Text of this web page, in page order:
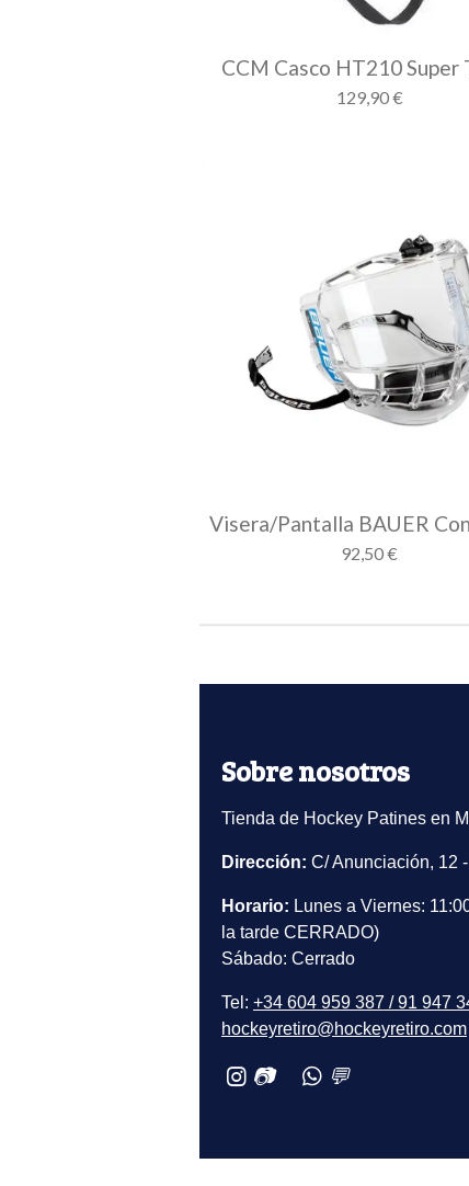
CCM Casco HT210 Super
129,90 €
Visera/Pantalla BAUER
92,50 €
Sobre nosotros
Tienda de Hockey Patines en
Dirección: C/ Anunciación, 12
Horario: Lunes a Viernes:
la tarde CERRADO)
Sábado: Cerrado
Tel: +34 604 959 387 / 91 947
hockeyretiro@hockeyretiro.com
📷 💬